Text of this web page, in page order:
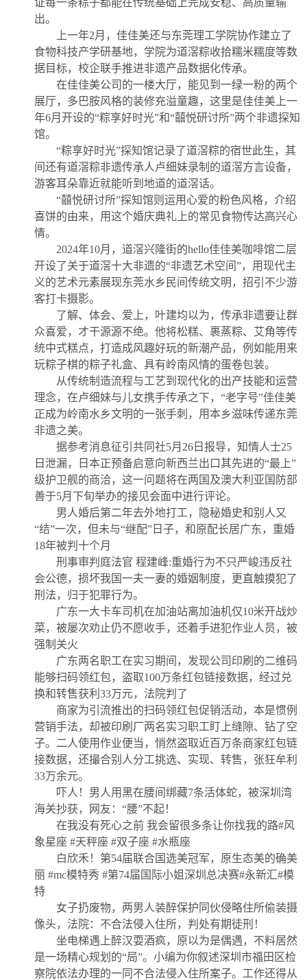
出。
上一年2月，佳佳美还与东莞理工学院协作建立了
食物科技产学研基地，学院为道滘粽收拾糯米糯度等数
据目标，校企联手推进非遗产品数据化传承。
在佳佳美公司的一楼大厅，能见到一绿一粉的两个
展厅，多巴胺风格的装修充溢童趣，这里是佳佳美上一
年6月开设的“粽享好时光”和“囍悦研讨所”两个非遗探知
馆。
“粽享好时光”探知馆记录了道滘粽的宿世此生，其
间还有道滘粽非遗传承人卢细妹录制的道滘方言设备，
游客耳朵靠近就能听到地道的道滘话。
“囍悦研讨所”探知馆则运用心爱的粉色风格，介绍
喜饼的由来，用这个婚庆典礼上的常见食物传达高兴心
情。
2024年10月，道滘兴隆街的hello佳佳美咖啡馆二层
开设了关于道滘十大非遗的“非遗艺术空间”，用现代主
义的艺术元素展现东莞水乡民间传统文明，招引不少游
客打卡摄影。
了解、体会、爱上，叶建均以为，传承非遗要让群
众喜爱，才干源源不绝。他将松糕、裹蒸粽、艾角等传
统中式糕点，打造成风趣好玩的新潮产品，例如能用来
玩粽子棋的粽子礼盒、具有岭南风情的蛋卷包装。
从传统制造流程与工艺到现代化的出产技能和运营
理念，在卢细妹与儿女携手传承之下，“老字号”佳佳美
正成为岭南水乡文明的一张手刺，用本乡滋味传递东莞
非遗之美。
据参考消息征引共同社5月26日报导，知情人士25
日泄漏，日本正预备启意向新西兰出口其先进的“最上”
级护卫舰的商洽，这一问题将在两国及澳大利亚国防部
善于5月下旬举办的接见会面中进行评论。
男人婚后第二年去外地打工，隐秘婚史和别人又
“结”一次，但未与“继配”日子，和原配长居广东，重婚
18年被判十个月
刑事审判庭法官 程建峰:重婚行为不只严峻违反社
会公德，损坏我国一夫一妻的婚姻制度，更直触摸犯了
刑法，归于犯罪行为。
广东一大卡车司机在加油站离加油机仅10米开战炒
菜，被屡次劝止仍不愿收手，还着手进犯作业人员，被
强制关火
广东两名职工在实习期间，发现公司印刷的二维码
能够扫码领红包，盗取100万条红包链接数据，经过兑
换和转售获利33万元，法院判了
商家为引流推出的扫码领红包促销活动，本是惯例
营销手法，却被印刷厂两名实习职工盯上缝隙、钻了空
子。二人使用作业便当，悄然盗取近百万条商家红包链
接数据，还撮合别人分工挑选、实现、转售，张狂牟利
33万余元。
吓人！男人用黑在腰间绑藏7条活体蛇，被深圳湾
海关抄获，网友：“腰”不起！
在我没有死心之前 我会留很多条让你找我的路#风
象星座 #天秤座 #双子座 #水瓶座
白欣禾！第54届联合国选美冠军，原生态美的确美
丽 #mc模特秀 #第74届国际小姐深圳总决赛#永新汇#模
特
女子扔废物，两男人装醉保护同伙侵略住所偷装摄
像头，法院：不合法侵入住所，判处有期徒刑！
坐电梯遇上醉汉耍酒疯，原以为是偶遇，不料居然
是一场精心规划的“局”。小编为你叙述深圳市福田区检
察院依法办理的一同不合法侵入住所案子。工作还得从